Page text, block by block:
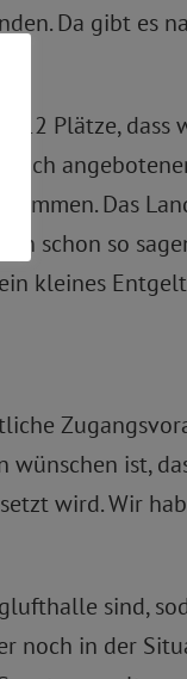
Da gibt es
Plätze, dass
Das
schon so
kleines
ist,
wird. Wir
sind,
noch in der